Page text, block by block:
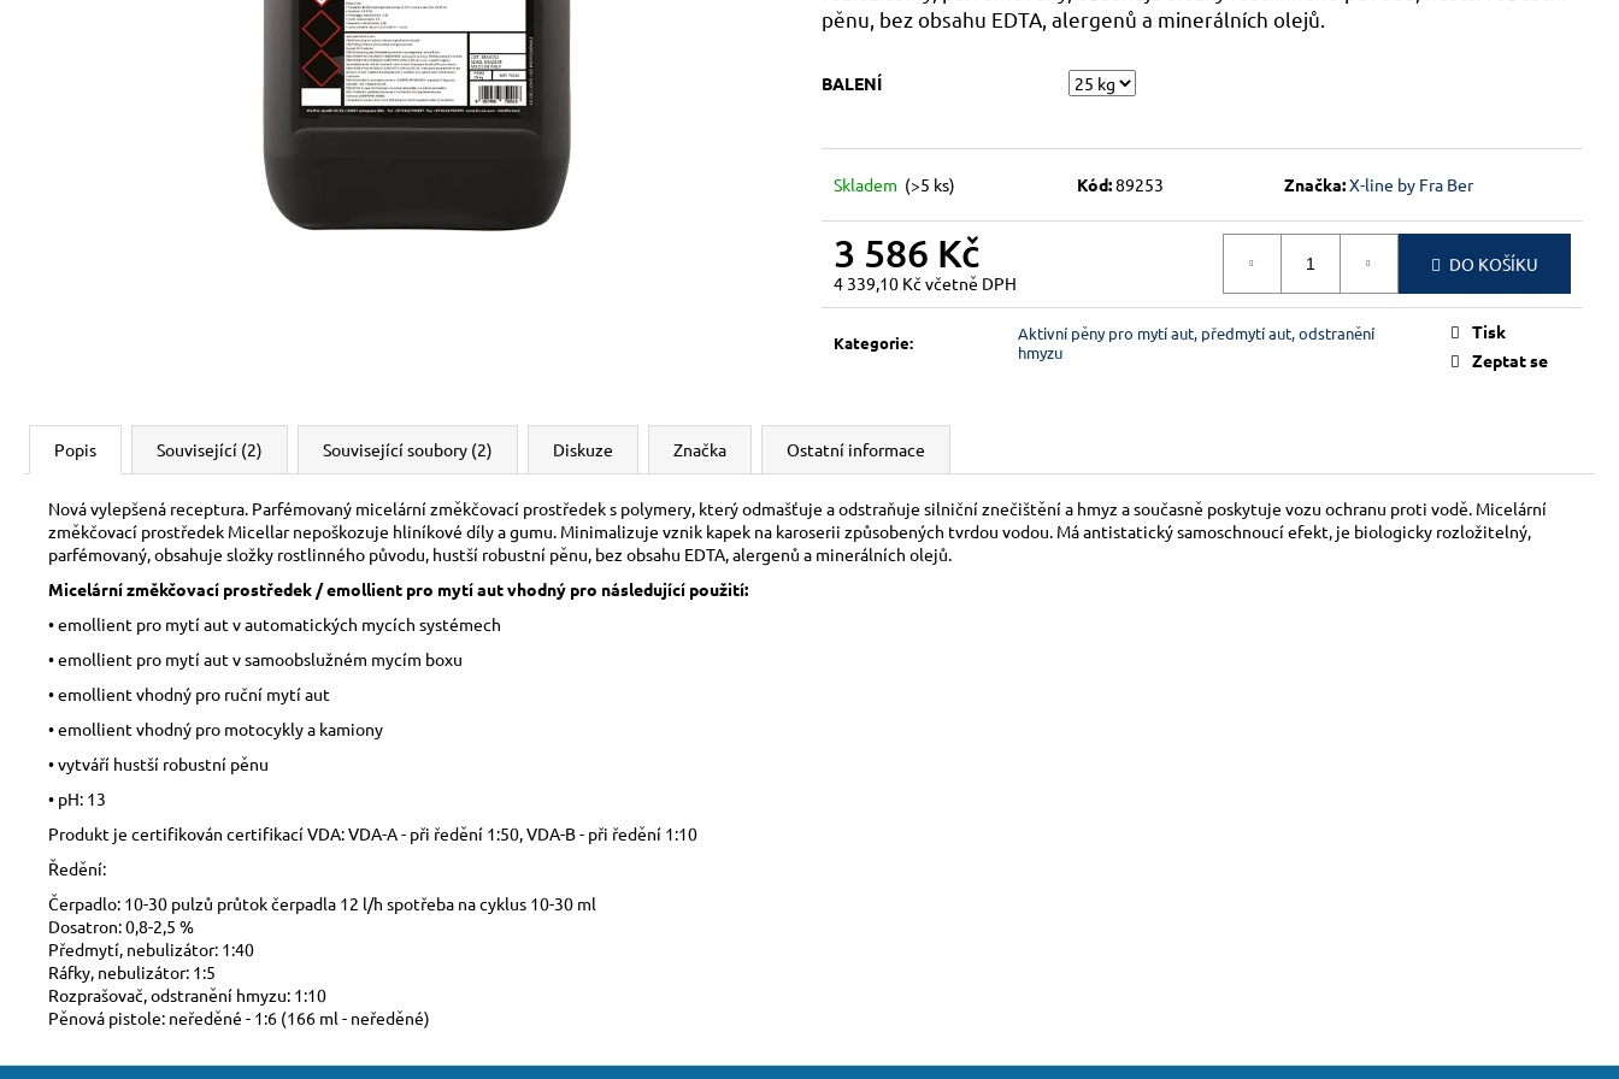
pěnu, bez obsahu EDTA, alergenů a minerálních olejů.
BALENÍ
Skladem (>5 ks) Kód:89253 Značka:X-line by Fra Ber
3 586 Kč
4 339,10 Kč včetně DPH
Měrná
DO KOŠÍKU
Kategorie:
Aktivní pěny pro mytí aut, předmytí aut, odstranění
hmyzu
Tisk
Zeptat se
Popis Související (2) Související soubory (2) Diskuze Značka Ostatní informace
Nová vylepšená receptura. Parfémovaný micelární změkčovací prostředek s polymery, který odmašťuje a odstraňuje silniční znečištění a hmyz a současně poskytuje vozu ochranu proti vodě. Micelární
změkčovací prostředek Micellar nepoškozuje hliníkové díly a gumu. Minimalizuje vznik kapek na karoserii způsobených tvrdou vodou. Má antistatický samoschnoucí efekt, je biologicky rozložitelný,
parfémovaný, obsahuje složky rostlinného původu, hustší robustní pěnu, bez obsahu EDTA, alergenů a minerálních olejů.
Micelární změkčovací prostředek / emollient pro mytí aut vhodný pro následující použití:
• emollient pro mytí aut v automatických mycích systémech
• emollient pro mytí aut v samoobslužném mycím boxu
• emollient vhodný pro ruční mytí aut
• emollient vhodný pro motocykly a kamiony
• vytváří hustší robustní pěnu
• pH: 13
Produkt je certifikován certifikací VDA: VDA-A - při ředění 1:50, VDA-B - při ředění 1:10
Ředění:
Čerpadlo: 10-30 pulzů průtok čerpadla 12 l/h spotřeba na cyklus 10-30 ml
Dosatron: 0,8-2,5 %
Předmytí, nebulizátor: 1:40
Ráfky, nebulizátor: 1:5
Rozprašovač, odstranění hmyzu: 1:10
Pěnová pistole: neředěné - 1:6 (166 ml - neředěné)